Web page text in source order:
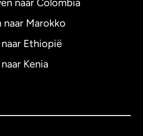
naar Colombia
naar Marokko
Ethiopië
Kenia